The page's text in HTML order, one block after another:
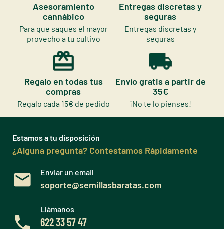
Asesoramiento
cannábico
Para que saques el mayor
provecho a tu cultivo
Entregas discretas y
seguras
Entregas discretas y
seguras
Regalo en todas tus
compras
Regalo cada 15€ de pedido
Envío gratis a partir de
35€
¡No te lo pienses!
Estamos a tu disposición
¿Alguna pregunta? Contestamos Rápidamente
Enviar un email
soporte@semillasbaratas.com
Llámanos
622 33 57 47